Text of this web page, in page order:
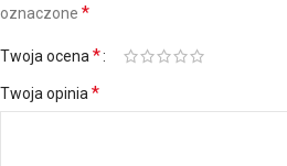
oznaczone *
Twoja ocena *
Twoja opinia *